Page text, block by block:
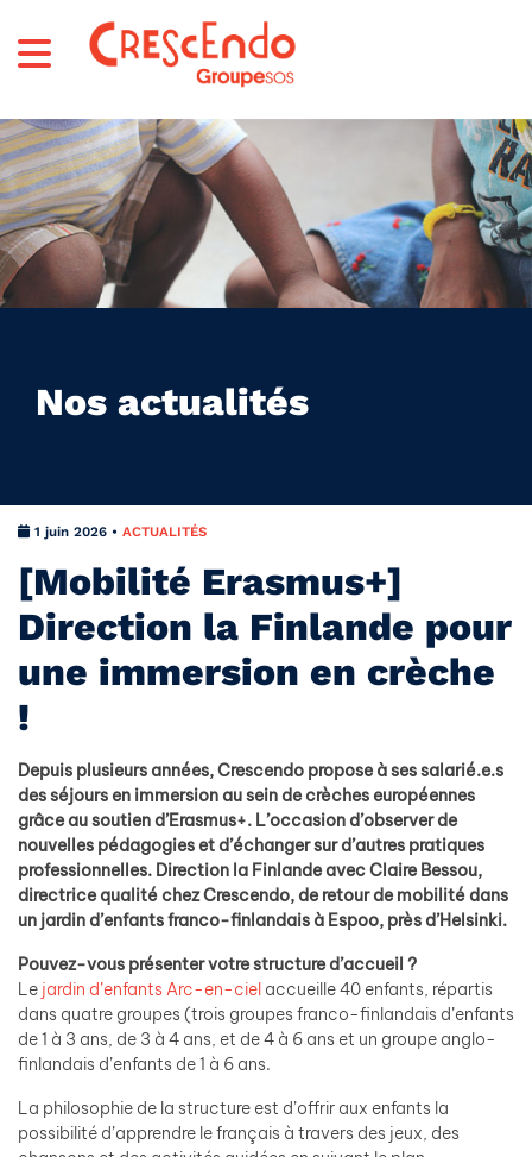
Nos actualités
1 juin 2026 • ACTUALITÉS
[Mobilité Erasmus+]
Direction la Finlande pour
une immersion en crèche
!
Depuis plusieurs années, Crescendo propose à ses salarié.e.s
des séjours en immersion au sein de crèches européennes
grâce au soutien d’Erasmus+. L’occasion d’observer de
nouvelles pédagogies et d’échanger sur d’autres pratiques
professionnelles. Direction la Finlande avec Claire Bessou,
directrice qualité chez Crescendo, de retour de mobilité dans
un jardin d’enfants franco-finlandais à Espoo, près d’Helsinki.
Pouvez-vous présenter votre structure d’accueil ?
Le jardin d’enfants Arc-en-ciel accueille 40 enfants, répartis
dans quatre groupes (trois groupes franco-finlandais d’enfants
de 1 à 3 ans, de 3 à 4 ans, et de 4 à 6 ans et un groupe anglo-
finlandais d’enfants de 1 à 6 ans.
La philosophie de la structure est d’offrir aux enfants la
possibilité d’apprendre le français à travers des jeux, des